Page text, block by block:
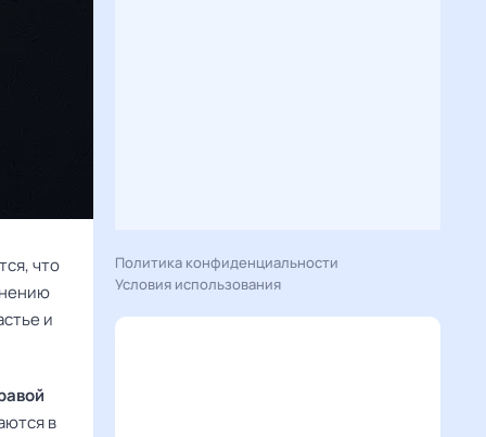
что
и
в
Политика конфиденциальности
Условия использования